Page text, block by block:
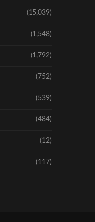
(15,039)
(1,548)
(1,792)
(752)
(539)
(484)
(12)
(117)